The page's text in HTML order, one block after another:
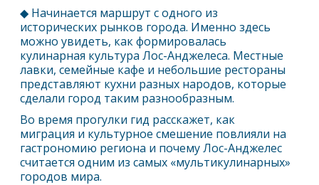
◆ Начинается маршрут с одного из
исторических рынков города. Именно здесь
можно увидеть, как формировалась
кулинарная культураЛос-Анджелеса. Местные
лавки, семейные кафе и небольшие рестораны
представляют кухни разных народов, которые
сделали город таким разнообразным.
Во время прогулки гид расскажет, как
миграция и культурное смешение повлияли на
гастрономию региона и почемуЛос-Анджелес
считается одним из самых «мультикулинарных»
городов мира.